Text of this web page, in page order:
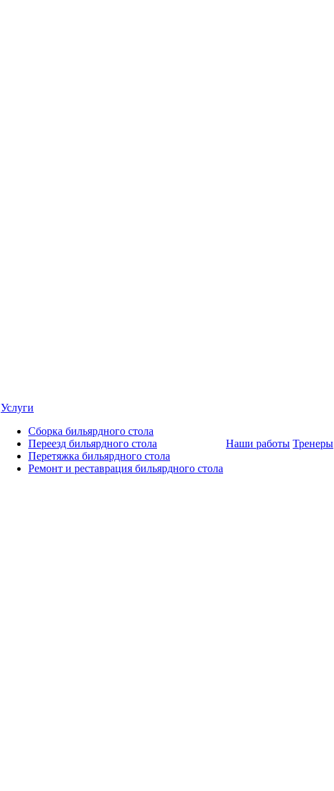
Услуги
Сборка бильярдного стола
Переезд бильярдного стола
Перетяжка бильярдного стола
Ремонт и реставрация бильярдного стола
Наши работы Тренеры